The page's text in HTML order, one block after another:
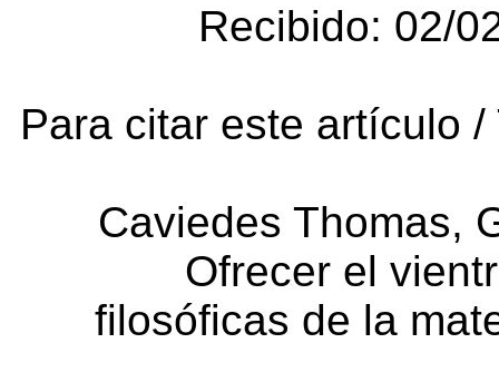
Recibido: 02/
Para citar este artículo
Caviedes Thomas,
Ofrecer el
filosóficas de la